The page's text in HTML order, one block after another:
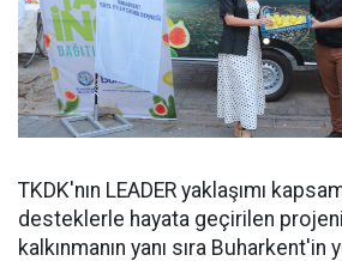
TKDK'nın LEADER yaklaşımı
desteklerle hayata geçirilen
kalkınmanın yanı sıra